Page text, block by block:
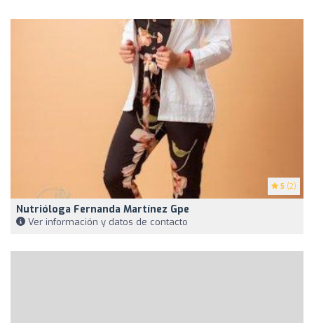
5 (2)
Nutrióloga Fernanda Martínez Gpe
Ver información y datos de contacto